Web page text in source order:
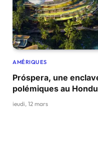
AMÉRIQUES
Próspera, une
polémiques au
jeudi, 12 mars